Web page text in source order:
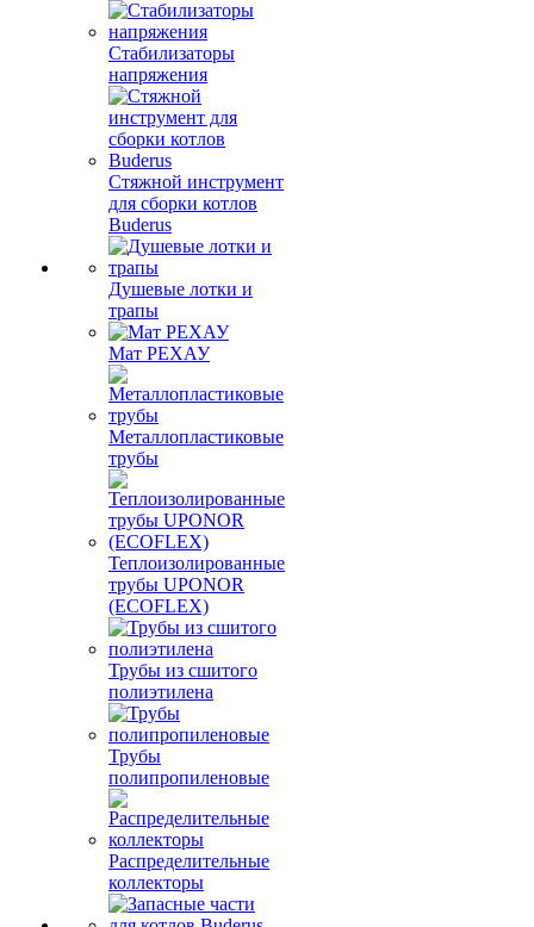
Стабилизаторы
напряжения
Стяжной инструмент
для сборки котлов
Buderus
Душевые лотки и
трапы
Мат РЕХАУ
Металлопластиковые
трубы
Теплоизолированные
трубы UPONOR
(ECOFLEX)
Трубы из сшитого
полиэтилена
Трубы
полипропиленовые
Распределительные
коллекторы